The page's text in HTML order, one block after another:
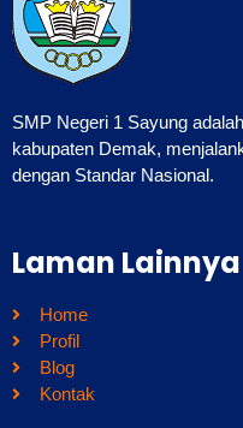
SMP Negeri 1 Sayung
kabupaten Demak,
dengan Standar Nasional.
Laman Lainnya
Home
Profil
Blog
Kontak